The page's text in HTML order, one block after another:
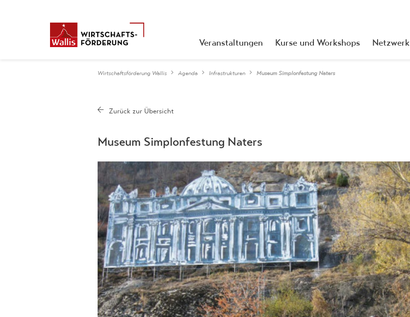
Veranstaltungen Kurse und Workshops Netzwerk
Wirtschaftsförderung Wallis Agenda Infrastrukturen Museum Simplonfestung Naters
Museum Simplonfestung Naters